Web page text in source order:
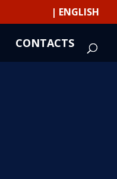
| ENGLISH
CONTACTS